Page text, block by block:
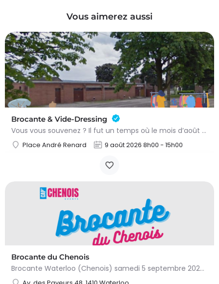
Vous aimerez aussi
Brocante & Vide-Dressing
Vous vous souvenez ? Il fut un temps où le mois d’août au Viamont rimait avec festivités, convivialité et…
Place André Renard 9 août 2026 8h00 - 15h00
Brocante du Chenois
Brocante Waterloo (Chenois) samedi 5 septembre 2026 (8 à 16h) L’asbl Cap’Chenois vous propose de vendre et…